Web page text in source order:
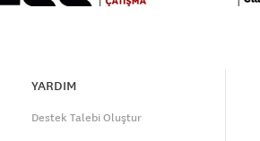
YARDIM
Destek Talebi Oluştur